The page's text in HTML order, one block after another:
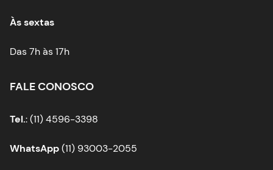
Às sextas
Das 7h às 17h
FALE CONOSCO
Tel.: (11) 4596-3398
WhatsApp(11) 93003-2055